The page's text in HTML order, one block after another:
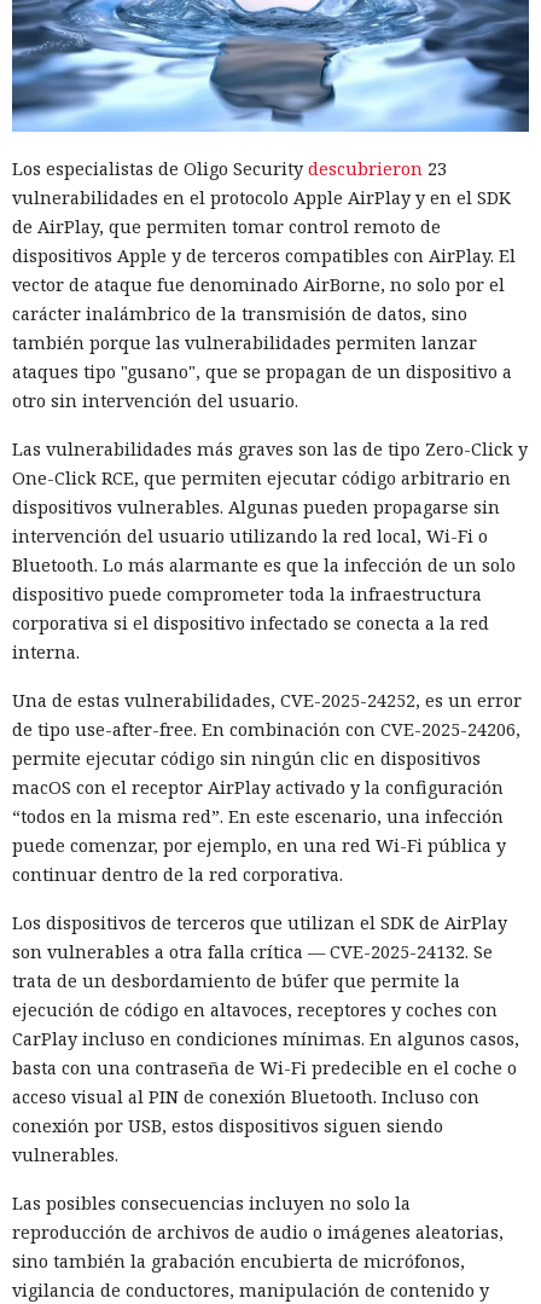
Los especialistas de Oligo Security descubrieron 23
vulnerabilidades en el protocolo Apple AirPlay y en el SDK
de AirPlay, que permiten tomar control remoto de
dispositivos Apple y de terceros compatibles con AirPlay. El
vector de ataque fue denominado AirBorne, no solo por el
carácter inalámbrico de la transmisión de datos, sino
también porque las vulnerabilidades permiten lanzar
ataques tipo "gusano", que se propagan de un dispositivo a
otro sin intervención del usuario.
Las vulnerabilidades más graves son las de tipo Zero-Click y
One-Click RCE, que permiten ejecutar código arbitrario en
dispositivos vulnerables. Algunas pueden propagarse sin
intervención del usuario utilizando la red local, Wi-Fi o
Bluetooth. Lo más alarmante es que la infección de un solo
dispositivo puede comprometer toda la infraestructura
corporativa si el dispositivo infectado se conecta a la red
interna.
Una de estas vulnerabilidades, CVE-2025-24252, es un error
de tipo use-after-free. En combinación con CVE-2025-24206,
permite ejecutar código sin ningún clic en dispositivos
macOS con el receptor AirPlay activado y la configuración
“todos en la misma red”. En este escenario, una infección
puede comenzar, por ejemplo, en una red Wi-Fi pública y
continuar dentro de la red corporativa.
Los dispositivos de terceros que utilizan el SDK de AirPlay
son vulnerables a otra falla crítica — CVE-2025-24132. Se
trata de un desbordamiento de búfer que permite la
ejecución de código en altavoces, receptores y coches con
CarPlay incluso en condiciones mínimas. En algunos casos,
basta con una contraseña de Wi-Fi predecible en el coche o
acceso visual al PIN de conexión Bluetooth. Incluso con
conexión por USB, estos dispositivos siguen siendo
vulnerables.
Las posibles consecuencias incluyen no solo la
reproducción de archivos de audio o imágenes aleatorias,
sino también la grabación encubierta de micrófonos,
vigilancia de conductores, manipulación de contenido y